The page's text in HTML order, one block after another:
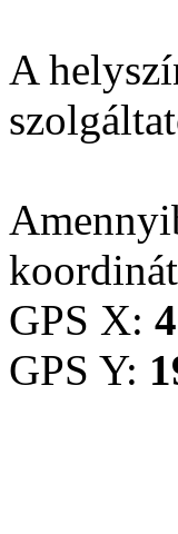
A
GPS X:
GPS Y: